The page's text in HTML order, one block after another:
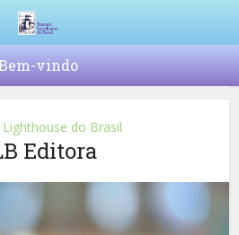
vindo
do Brasil
Editora